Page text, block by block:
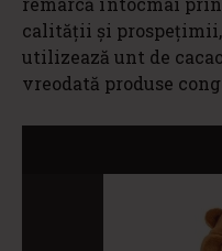
calității și
utilizează unt de
vreodată produse